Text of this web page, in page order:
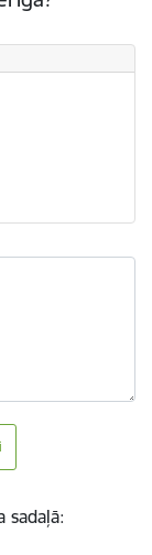
sadaļā: